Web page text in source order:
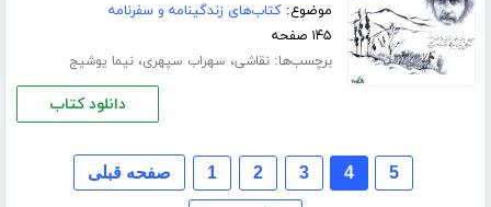
موضوع:کتاب‌های زندگینامه و سفرنامه
۱۴۵ صفحه
برچسب‌ها:نقاشی، سهراب سپهری،نیما یوشیج
دانلود کتاب
صفحه قبلی 1 2 3 4 5